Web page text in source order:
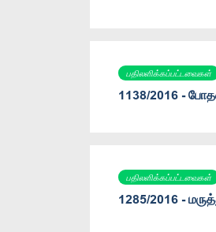
பதிலளிக்கப்பட்டவைகள்
1138/2016 -
பதிலளிக்கப்பட்டவைகள்
1285/2016 -